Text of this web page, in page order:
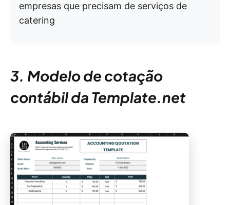
empresas que precisam de serviços de
catering
3. Modelo de cotação
contábil da Template.net